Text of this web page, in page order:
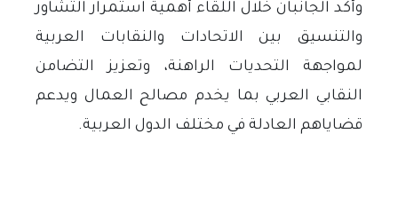
وأكد الجانبان خلال اللقاء أهمية استمرار التشاور
والتنسيق بين الاتحادات والنقابات العربية
لمواجهة التحديات الراهنة، وتعزيز التضامن
النقابي العربي بما يخدم مصالح العمال ويدعم
قضاياهم العادلة في مختلف الدول العربية.